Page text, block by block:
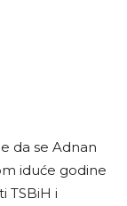
da se Adnan
iduće godine
TSBiH i